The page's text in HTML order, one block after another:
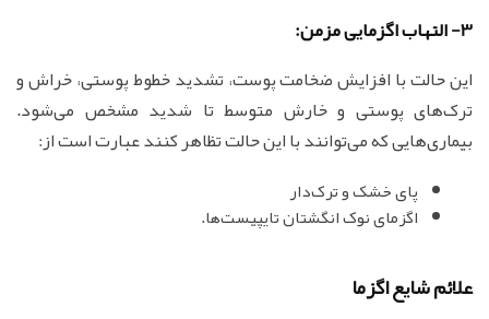
3- التهاب اگزمایی مزمن:
این حالت با افزایش ضخامت پوست، تشدید خطوط پوستی، خراش و
ترک‌های پوستی و خارش متوسط تا شدید مشخص می‌شود.
بیماری‌هایی که می‌توانند با این حالت تظاهر کنند عبارت است از:
پای خشک و ترک‌دار
اگزمای نوک انگشتان تایپیست‌ها.
علائم شایع اگزما